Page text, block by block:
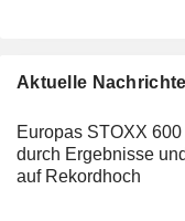
Aktuelle
Europas STOXX
durch Ergebnisse
auf Rekordhoch